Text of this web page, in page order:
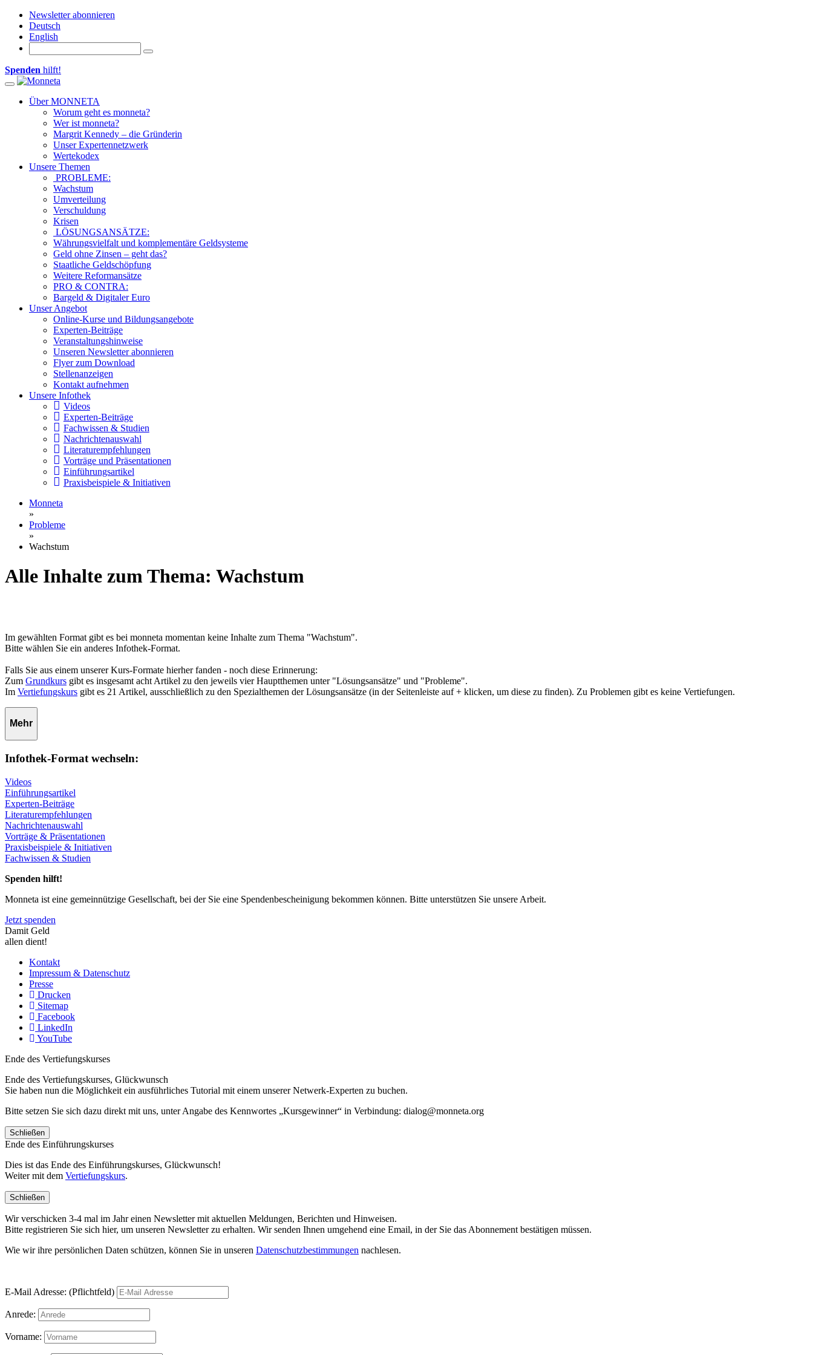
Newsletter abonnieren
Deutsch
English
Spenden hilft!
Toggle navigation
Über MONNETA
Worum geht es monneta?
Wer ist monneta?
Margrit Kennedy – die Gründerin
Unser Expertennetzwerk
Wertekodex
Unsere Themen
PROBLEME:
Wachstum
Umverteilung
Verschuldung
Krisen
LÖSUNGSANSÄTZE:
Währungsvielfalt und komplementäre Geldsysteme
Geld ohne Zinsen – geht das?
Staatliche Geldschöpfung
Weitere Reformansätze
PRO & CONTRA:
Bargeld & Digitaler Euro
Unser Angebot
Online-Kurse und Bildungsangebote
Experten-Beiträge
Veranstaltungshinweise
Unseren Newsletter abonnieren
Flyer zum Download
Stellenanzeigen
Kontakt aufnehmen
Unsere Infothek
Videos
Experten-Beiträge
Fachwissen & Studien
Nachrichtenauswahl
Literaturempfehlungen
Vorträge und Präsentationen
Einführungsartikel
Praxisbeispiele & Initiativen
Monneta
»
Probleme
»
Wachstum
Alle Inhalte zum Thema: Wachstum
Im gewählten Format gibt es bei monneta momentan keine Inhalte zum Thema "Wachstum".
Bitte wählen Sie ein anderes Infothek-Format.
Falls Sie aus einem unserer Kurs-Formate hierher fanden - noch diese Erinnerung:
Zum Grundkurs gibt es insgesamt acht Artikel zu den jeweils vier Hauptthemen unter "Lösungsansätze" und "Probleme".
Im Vertiefungskurs gibt es 21 Artikel, ausschließlich zu den Spezialthemen der Lösungsansätze (in der Seitenleiste auf + klicken, um diese zu finden). Zu Problemen gibt es keine Vertiefungen.
Mehr
Infothek-Format wechseln:
Videos
Einführungsartikel
Experten-Beiträge
Literaturempfehlungen
Nachrichtenauswahl
Vorträge & Präsentationen
Praxisbeispiele & Initiativen
Fachwissen & Studien
Spenden hilft!
Monneta ist eine gemeinnützige Gesellschaft, bei der Sie eine Spendenbescheinigung bekommen können. Bitte unterstützen Sie unsere Arbeit.
Jetzt spenden
Damit Geld
allen dient!
Kontakt
Impressum & Datenschutz
Presse
Drucken
Sitemap
Facebook
LinkedIn
YouTube
Ende des Vertiefungskurses
Ende des Vertiefungskurses, Glückwunsch
Sie haben nun die Möglichkeit ein ausführliches Tutorial mit einem unserer Netwerk-Experten zu buchen.
Bitte setzen Sie sich dazu direkt mit uns, unter Angabe des Kennwortes „Kursgewinner“ in Verbindung: dialog@monneta.org
Schließen
Ende des Einführungskurses
Dies ist das Ende des Einführungskurses, Glückwunsch!
Weiter mit dem Vertiefungskurs.
Schließen
Wir verschicken 3-4 mal im Jahr einen Newsletter mit aktuellen Meldungen, Berichten und Hinweisen.
Bitte registrieren Sie sich hier, um unseren Newsletter zu erhalten. Wir senden Ihnen umgehend eine Email, in der Sie das Abonnement bestätigen müssen.
Wie wir ihre persönlichen Daten schützen, können Sie in unseren Datenschutzbestimmungen nachlesen.
E-Mail Adresse: (Pflichtfeld)
Anrede:
Vorname: